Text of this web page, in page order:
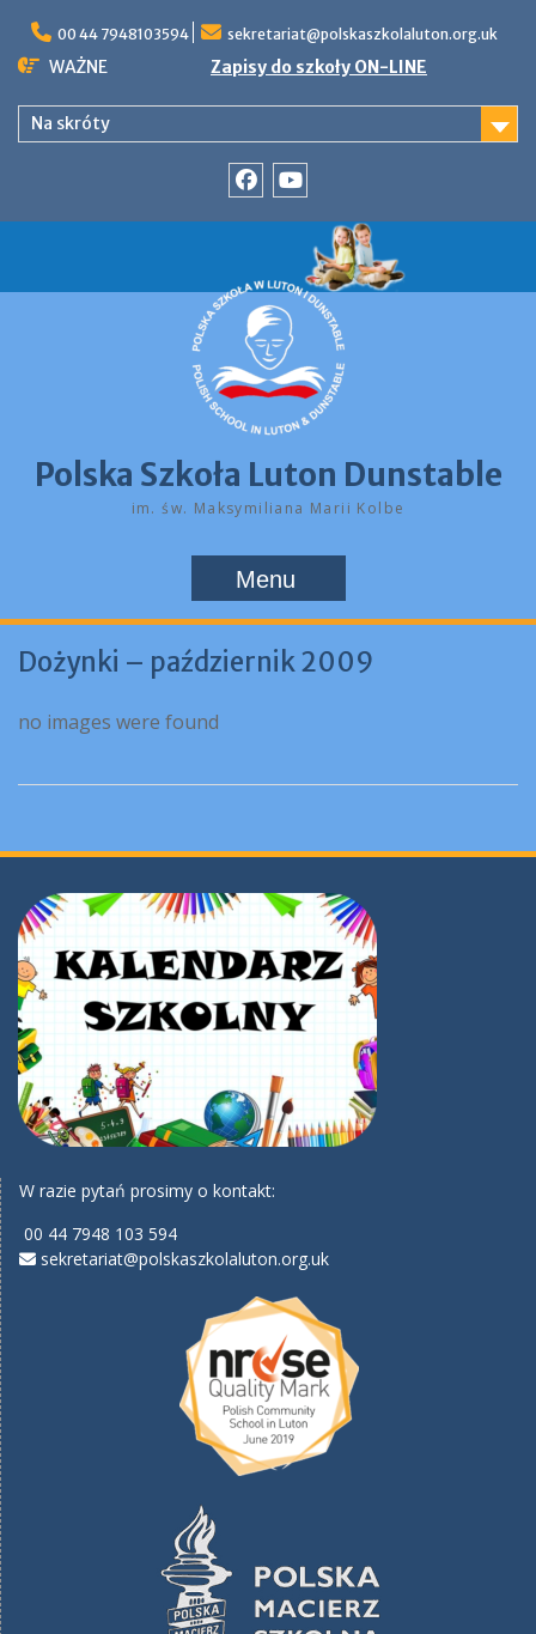
content
00 44 7948103594 sekretariat@polskaszkolaluton.org.uk
WAŻNE Zapisy do szkoły ON-LINE
Na skróty
Polska Szkoła Luton Dunstable
im. św. Maksymiliana Marii Kolbe
Menu
Dożynki – październik 2009
no images were found
W razie pytań prosimy o kontakt:
00 44 7948 103 594
sekretariat@polskaszkolaluton.org.uk